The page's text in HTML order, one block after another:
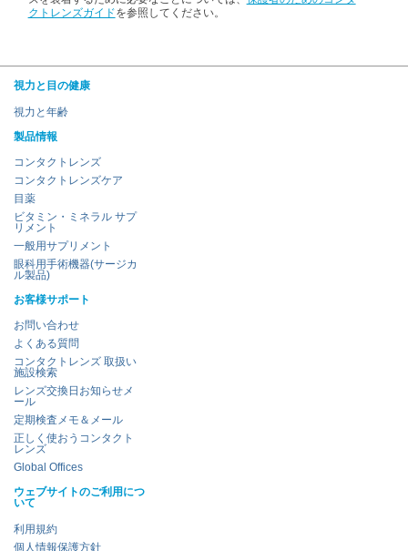
クトレンズガイドを参照してください。
視力と目の健康
視力と年齢
製品情報
コンタクトレンズ
コンタクトレンズケア
目薬
ビタミン・ミネラル サプ
リメント
一般用サプリメント
眼科用手術機器(サージカ
ル製品)
お客様サポート
お問い合わせ
よくある質問
コンタクトレンズ 取扱い
施設検索
レンズ交換日お知らせメ
ール
定期検査メモ＆メール
正しく使おうコンタクト
レンズ
Global Offices
ウェブサイトのご利用につ
いて
利用規約
個人情報保護方針